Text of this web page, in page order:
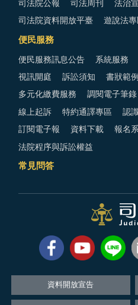
司法院公報 司法周刊 法治
司法院資料開放平臺 遊說法專
便民服務
便民服務訊息公告 系統服務
視訊開庭 訴訟須知 書狀範例
多元化繳費服務 調閱電子筆錄
線上起訴 特約通譯專區 認
訂閱電子報 資料下載 報名
法院程序與訴訟權益
常見問答
資料開放宣告